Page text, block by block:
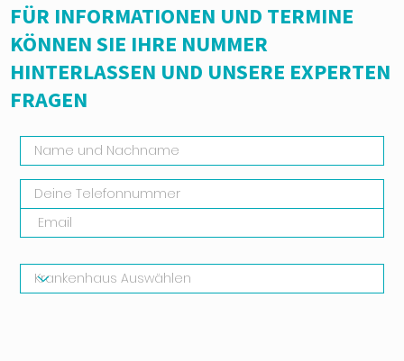
FÜR INFORMATIONEN UND TERMINE
KÖNNEN SIE IHRE NUMMER
HINTERLASSEN UND UNSERE EXPERTEN
FRAGEN